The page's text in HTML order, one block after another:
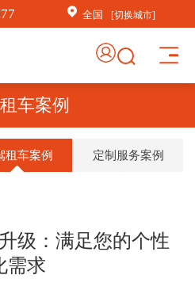
全国 [切换城市]
车案例
租车案例 定制服务案例
级：满足您的个性
需求